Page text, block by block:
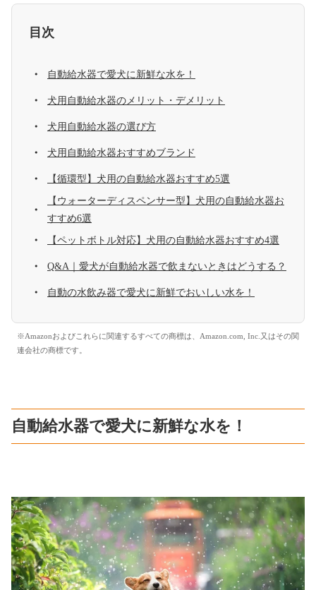
目次
自動給水器で愛犬に新鮮な水を！
犬用自動給水器のメリット・デメリット
犬用自動給水器の選び方
犬用自動給水器おすすめブランド
【循環型】犬用の自動給水器おすすめ5選
【ウォーターディスペンサー型】犬用の自動給水器お
すすめ6選
【ペットボトル対応】犬用の自動給水器おすすめ4選
Q&A｜愛犬が自動給水器で飲まないときはどうする？
自動の水飲み器で愛犬に新鮮でおいしい水を！
※Amazonおよびこれらに関連するすべての商標は、Amazon.com, Inc.又はその関
連会社の商標です。
自動給水器で愛犬に新鮮な水を！